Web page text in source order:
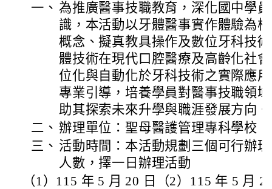
一、 為推廣醫事技職教育，深化國中學
識，本活動以牙體醫事實作體驗為
概念、擬真教具操作及數位牙科技
體技術在現代口腔醫療及高齡化社
位化與自動化於牙科技術之實際應
專業引導，培養學員對醫事技職領
助其探索未來升學與職涯發展方向。
二、 辦理單位：聖母醫護管理專科學校
三、 活動時間：本活動規劃三個可行辦
人數，擇一日辦理活動
（1）115 年 5 月 20 日（2）115 年 5 月